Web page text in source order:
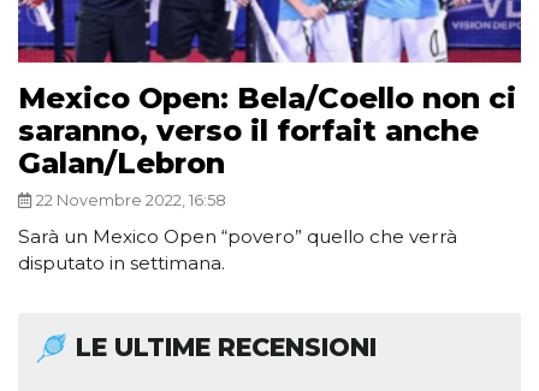
Mexico Open: Bela/Coello non ci
saranno, verso il forfait anche
Galan/Lebron
22 Novembre 2022, 16:58
Sarà un Mexico Open “povero” quello che verrà
disputato in settimana.
LE ULTIME RECENSIONI